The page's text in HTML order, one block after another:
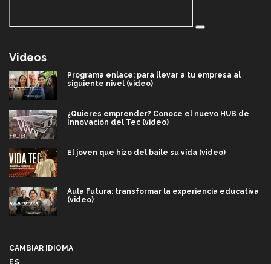
Videos
Programa enlace: para llevar a tu empresa al
siguiente nivel (video)
¿Quieres emprender? Conoce el nuevo HUB de
Innovación del Tec (video)
El joven que hizo del baile su vida (video)
Aula Futura: transformar la experiencia educativa
(video)
CAMBIAR IDIOMA
ES